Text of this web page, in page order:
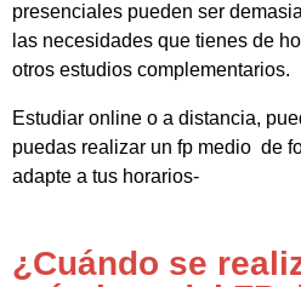
presenciales pueden ser
las necesidades que tienes de
otros estudios complementarios.
Estudiar online o a distancia,
puedas realizar un fp medio de
adapte a tus horarios-
¿Cuándo se